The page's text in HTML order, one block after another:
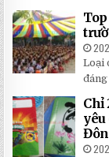
Loại
Chỉ
yêu